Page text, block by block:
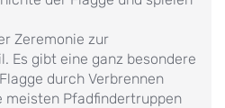
Zeremonie zur
Es gibt eine ganz besondere
durch Verbrennen
meisten Pfadfindertruppen